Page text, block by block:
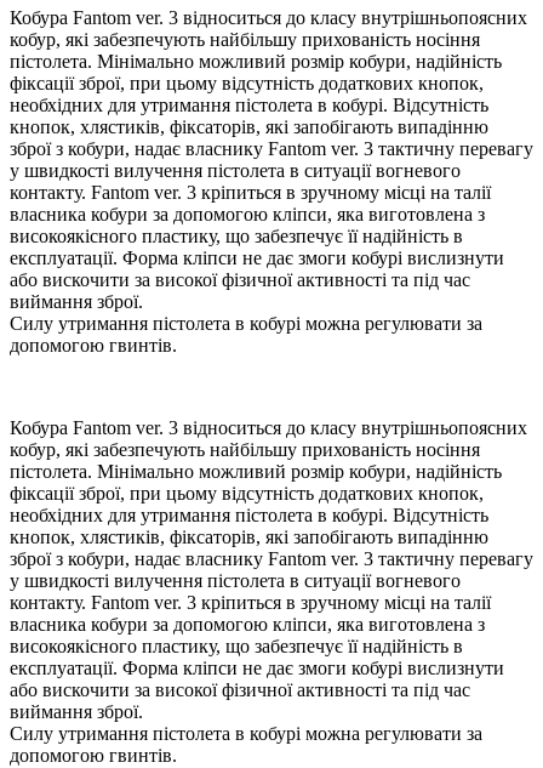
Кобура Fantom ver. 3 відноситься до класу внутрішньопоясних
кобур, які забезпечують найбільшу прихованість носіння
пістолета. Мінімально можливий розмір кобури, надійність
фіксації зброї, при цьому відсутність додаткових кнопок,
необхідних для утримання пістолета в кобурі. Відсутність
кнопок, хлястиків, фіксаторів, які запобігають випадінню
зброї з кобури, надає власнику Fantom ver. 3 тактичну перевагу
у швидкості вилучення пістолета в ситуації вогневого
контакту. Fantom ver. 3 кріпиться в зручному місці на талії
власника кобури за допомогою кліпси, яка виготовлена з
високоякісного пластику, що забезпечує її надійність в
експлуатації. Форма кліпси не дає змоги кобурі вислизнути
або вискочити за високої фізичної активності та під час
виймання зброї.
Силу утримання пістолета в кобурі можна регулювати за
допомогою гвинтів.
Кобура Fantom ver. 3 відноситься до класу внутрішньопоясних
кобур, які забезпечують найбільшу прихованість носіння
пістолета. Мінімально можливий розмір кобури, надійність
фіксації зброї, при цьому відсутність додаткових кнопок,
необхідних для утримання пістолета в кобурі. Відсутність
кнопок, хлястиків, фіксаторів, які запобігають випадінню
зброї з кобури, надає власнику Fantom ver. 3 тактичну перевагу
у швидкості вилучення пістолета в ситуації вогневого
контакту. Fantom ver. 3 кріпиться в зручному місці на талії
власника кобури за допомогою кліпси, яка виготовлена з
високоякісного пластику, що забезпечує її надійність в
експлуатації. Форма кліпси не дає змоги кобурі вислизнути
або вискочити за високої фізичної активності та під час
виймання зброї.
Силу утримання пістолета в кобурі можна регулювати за
допомогою гвинтів.